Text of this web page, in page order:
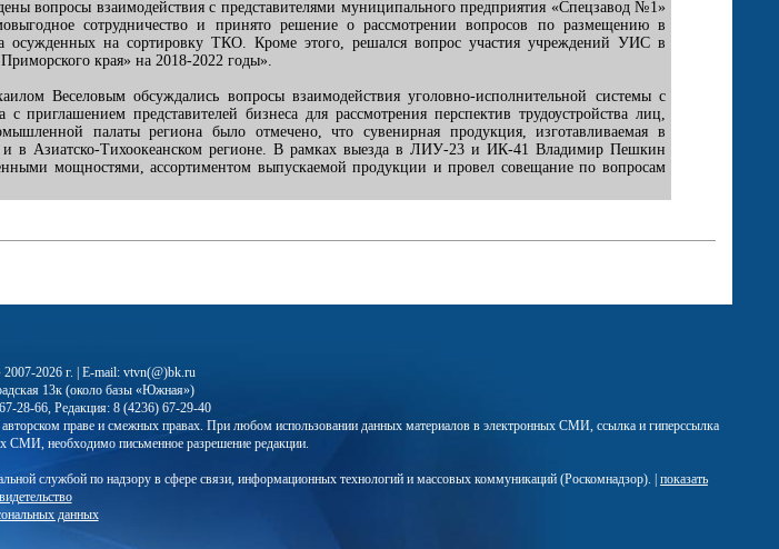
вопросы взаимодействия с представителями муниципального предприятия «Спецзавод №1»
сотрудничество и принято решение о рассмотрении вопросов по размещению в
осужденных на сортировку ТКО. Кроме этого, решался вопрос участия учреждений УИС в
края» на 2018-2022 годы».
Веселовым обсуждались вопросы взаимодействия уголовно-исполнительной системы с
приглашением представителей бизнеса для рассмотрения перспектив трудоустройства лиц,
палаты региона было отмечено, что сувенирная продукция, изготавливаемая в
и в Азиатско-Тихоокеанском регионе. В рамках выезда в ЛИУ-23 и ИК-41 Владимир Пешкин
мощностями, ассортиментом выпускаемой продукции и провел совещание по вопросам
2026 г. | E-mail: vtvn(@)bk.ru
13к (около базы «Южная»)
28-66, Редакция: 8 (4236) 67-29-40
праве и смежных правах. При любом использовании данных материалов в электронных СМИ, ссылка и гиперссылка
СМИ, необходимо письменное разрешение редакции.
службой по надзору в сфере связи, информационных технологий и массовых коммуникаций (Роскомнадзор). | показать
данных